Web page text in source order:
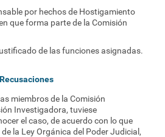
por hechos de Hostigamiento
que forma parte de la Comisión
de las funciones asignadas.
miembros de la Comisión
Investigadora, tuviese
el caso, de acuerdo con lo que
la Ley Orgánica del Poder Judicial,